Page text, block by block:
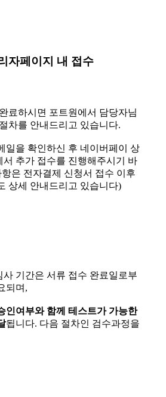
자페이지 내 접수
료하시면 포트원에서 담당자님
차를 안내드리고 있습니다.
일을 확인하신 후 네이버페이 상
서 추가 접수를 진행해주시기 바
은 전자결제 신청서 접수 이후
상세 안내드리고 있습니다)
사 기간은 서류 접수 완료일로부
되며,
인여부와 함께 테스트가 가능한
됩니다. 다음 절차인 검수과정을